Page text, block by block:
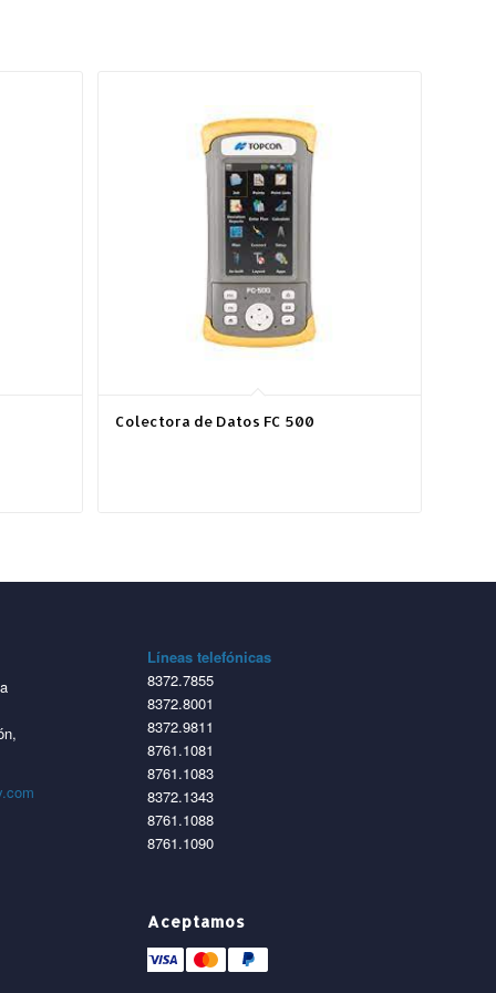
Colectora de Datos FC 500
Líneas telefónicas
8372.7855
8372.8001
8372.9811
8761.1081
8761.1083
8372.1343
8761.1088
8761.1090
Aceptamos